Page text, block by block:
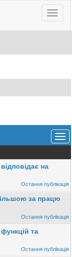
на
за працю
та